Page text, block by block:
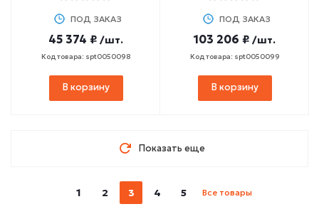
ПОД ЗАКАЗ
45 374 ₽ /шт.
Код товара: spt0050098
В корзину
ПОД ЗАКАЗ
103 206 ₽ /шт.
Код товара: spt0050099
В корзину
Показать еще
1 2 3 4 5 Все товары